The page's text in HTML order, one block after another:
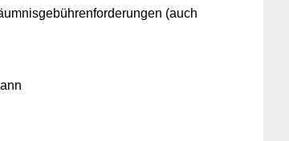
(auch